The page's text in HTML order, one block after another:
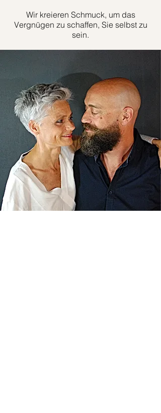
Wir kreieren Schmuck, um das
Vergnügen zu schaffen, Sie selbst zu
sein.